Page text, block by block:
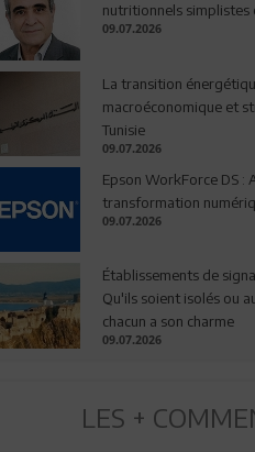
nutritionnels simplistes
09.07.2026
La transition
macroéconomique et
Tunisie
09.07.2026
Epson WorkForce DS :
transformation
09.07.2026
Établissements de
Qu'ils soient isolés ou
chacun a son charme
09.07.2026
LES +